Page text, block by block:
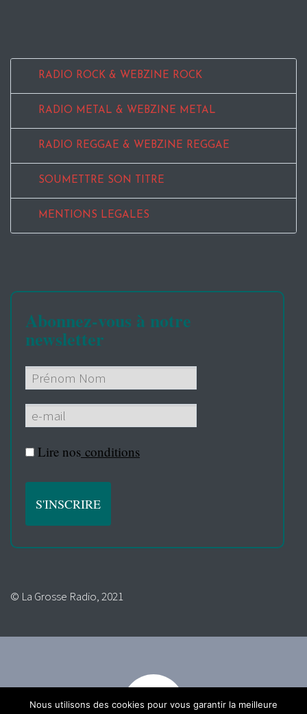
RADIO ROCK & WEBZINE ROCK
RADIO METAL & WEBZINE METAL
RADIO REGGAE & WEBZINE REGGAE
SOUMETTRE SON TITRE
MENTIONS LEGALES
Abonnez-vous à notre
newsletter
Lire nos conditions
© La Grosse Radio, 2021
Nous utilisons des cookies pour vous garantir la meilleure